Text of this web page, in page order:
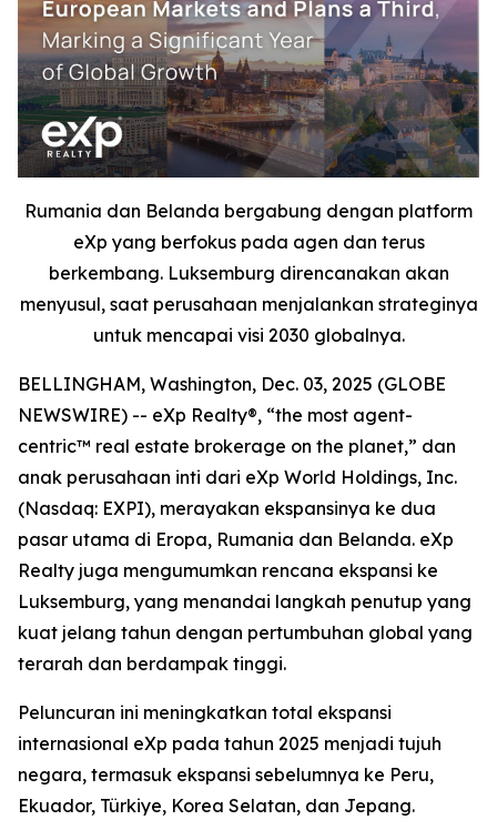
Rumania dan Belanda bergabung dengan platform
eXp yang berfokus pada agen dan terus
berkembang. Luksemburg direncanakan akan
menyusul, saat perusahaan menjalankan strateginya
untuk mencapai visi 2030 globalnya.
BELLINGHAM, Washington, Dec. 03, 2025 (GLOBE
NEWSWIRE) -- eXp Realty®, “the most agent-
centric™ real estate brokerage on the planet,” dan
anak perusahaan inti dari eXp World Holdings, Inc.
(Nasdaq: EXPI), merayakan ekspansinya ke dua
pasar utama di Eropa, Rumania dan Belanda. eXp
Realty juga mengumumkan rencana ekspansi ke
Luksemburg, yang menandai langkah penutup yang
kuat jelang tahun dengan pertumbuhan global yang
terarah dan berdampak tinggi.
Peluncuran ini meningkatkan total ekspansi
internasional eXp pada tahun 2025 menjadi tujuh
negara, termasuk ekspansi sebelumnya ke Peru,
Ekuador, Türkiye, Korea Selatan, dan Jepang.